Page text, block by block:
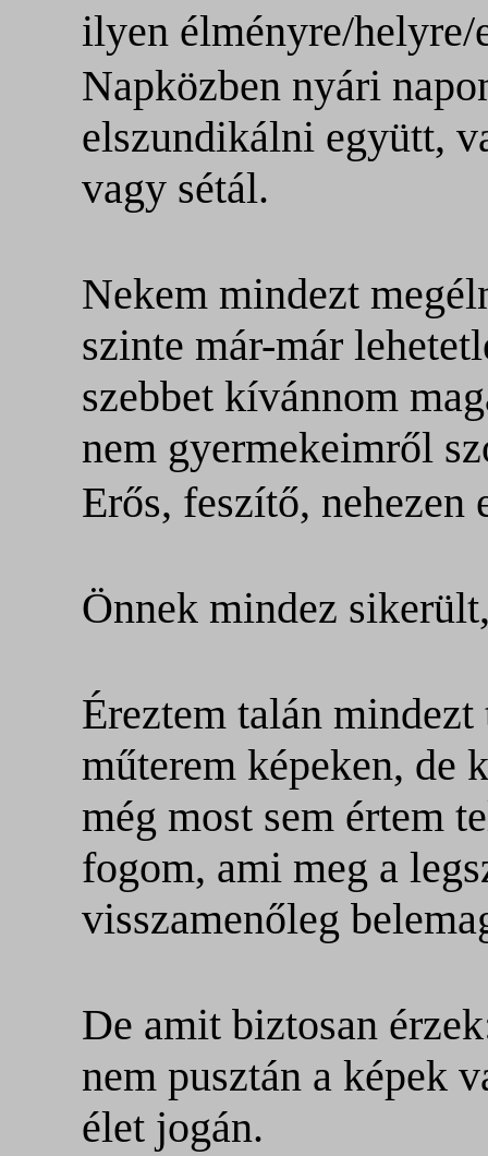
ilyen élményre/helyre/
Napközben nyári
elszundikálni együtt,
vagy sétál.
Nekem mindezt
szinte már-már
szebbet kívánnom
nem gyermekeimről
Erős, feszítő, nehezen
Önnek mindez
Éreztem talán
műterem képeken, de
még most sem értem
fogom, ami meg a
visszamenőleg
De amit biztosan
nem pusztán a képek
élet jogán.